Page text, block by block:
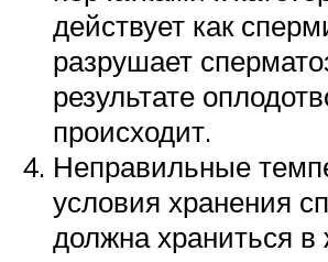
действует как
разрушает
результате
происходит.
Неправильные
условия хранения
должна храниться в